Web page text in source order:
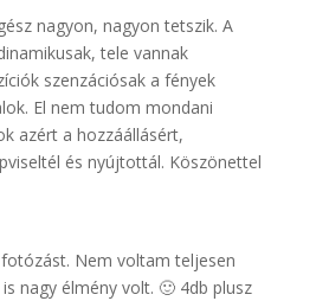
nagyon, nagyon tetszik. A
tele vannak
szenzációsak a fények
El nem tudom mondani
azért a hozzáállásért,
és nyújtottál. Köszönettel
Nem voltam teljesen
nagy élmény volt. 🙂 4db plusz